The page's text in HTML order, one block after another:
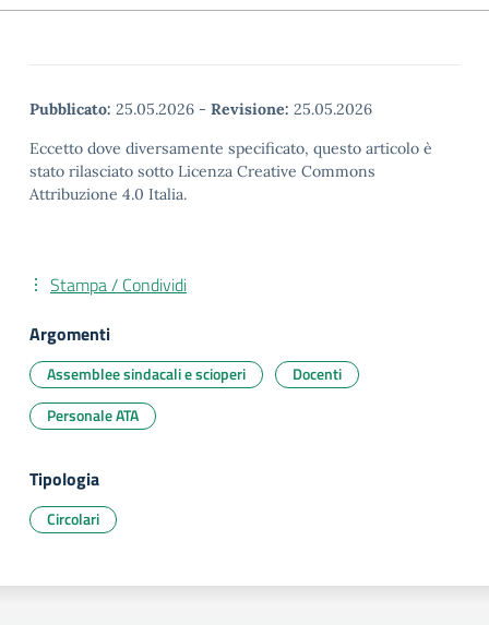
Pubblicato: 25.05.2026 - Revisione: 25.05.2026
Eccetto dove diversamente specificato, questo articolo è
stato rilasciato sotto Licenza Creative Commons
Attribuzione 4.0 Italia.
Stampa / Condividi
Argomenti
Assemblee sindacali e scioperi
Docenti
Personale ATA
Tipologia
Circolari